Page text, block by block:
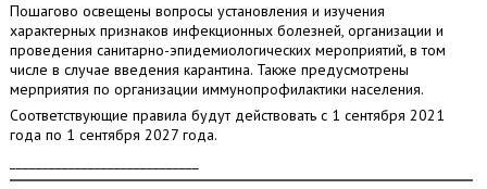
Пошагово освещены вопросы установления и изучения
характерных признаков инфекционных болезней, организации и
проведения санитарно-эпидемиологических мероприятий, в том
числе в случае введения карантина. Также предусмотрены
мерприятия по организации иммунопрофилактики населения.
Соответствующие правила будут действовать с 1 сентября 2021
года по 1 сентября 2027 года.